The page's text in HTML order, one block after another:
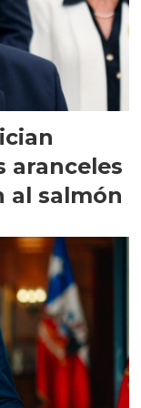
aranceles
al salmón